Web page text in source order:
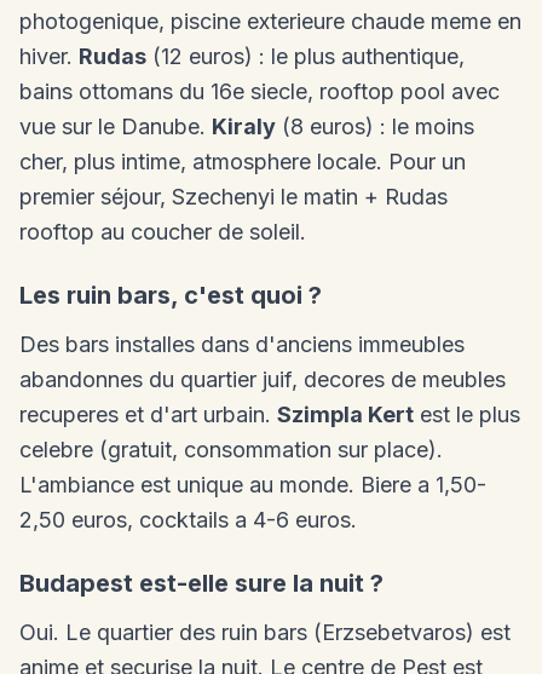
photogenique, piscine exterieure chaude meme en
hiver. Rudas (12 euros) : le plus authentique,
bains ottomans du 16e siecle, rooftop pool avec
vue sur le Danube. Kiraly (8 euros) : le moins
cher, plus intime, atmosphere locale. Pour un
premier séjour, Szechenyi le matin + Rudas
rooftop au coucher de soleil.
Les ruin bars, c'est quoi ?
Des bars installes dans d'anciens immeubles
abandonnes du quartier juif, decores de meubles
recuperes et d'art urbain. Szimpla Kert est le plus
celebre (gratuit, consommation sur place).
L'ambiance est unique au monde. Biere a 1,50-
2,50 euros, cocktails a 4-6 euros.
Budapest est-elle sure la nuit ?
Oui. Le quartier des ruin bars (Erzsebetvaros) est
anime et securise la nuit. Le centre de Pest est